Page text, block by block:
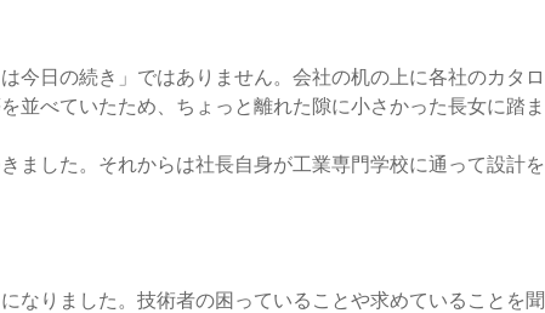
日の続き」ではありません。会社の机の上に各社のカタロ
並べていたため、ちょっと離れた隙に小さかった長女に踏ま
した。それからは社長自身が工業専門学校に通って設計を
なりました。技術者の困っていることや求めていることを聞